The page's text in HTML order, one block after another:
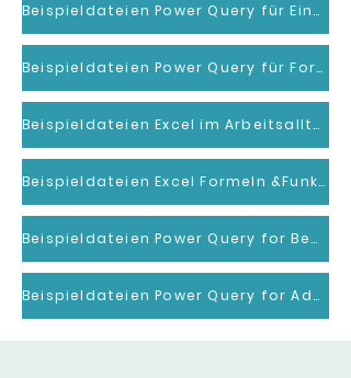
Beispieldateien Power Query für Einsteiger (DE)
Beispieldateien Power Query für Fortgeschrittene(DE)
Beispieldateien Excel im Arbeitsalltag
Beispieldateien Excel Formeln &Funktionen
Beispieldateien Power Query for Beginners (engl)
Beispieldateien Power Query for Advanced(engl)